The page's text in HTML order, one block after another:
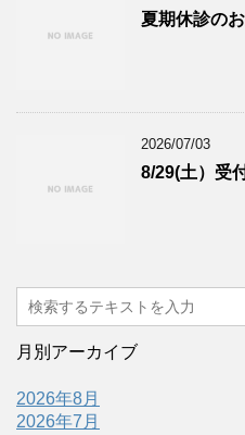
夏期休診の
2026/07/03
8/29(土）受
月別アーカイブ
2026年8月
2026年7月